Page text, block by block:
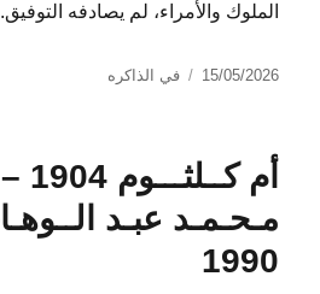
الملوك والأمراء، لم يصادفه التوفيق.
نُشرت
15/05/2026 التصنيفات
في الذاكره
1990